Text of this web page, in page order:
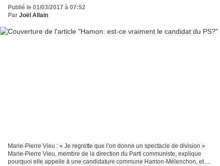
Publié le 01/03/2017 à 07:52
Par Joël Allain
Marie-Pierre Vieu : « Je regrette que l’on donne un spectacle de division »
Marie-Pierre Vieu, membre de la direction du Parti communiste, explique
pourquoi elle appelle à une candidature commune Hamon-Mélenchon, et